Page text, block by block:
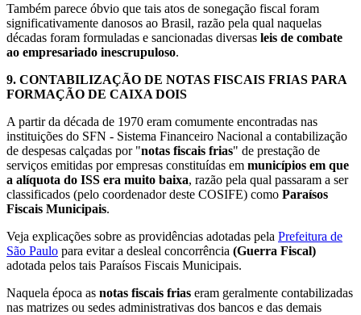
Também parece óbvio que tais atos de sonegação fiscal foram
significativamente danosos ao Brasil, razão pela qual naquelas
décadas foram formuladas e sancionadas diversas leis de combate
ao empresariado inescrupuloso.
9. CONTABILIZAÇÃO DE NOTAS FISCAIS FRIAS PARA
FORMAÇÃO DE CAIXA DOIS
A partir da década de 1970 eram comumente encontradas nas
instituições do SFN - Sistema Financeiro Nacional a contabilização
de despesas calçadas por "notas fiscais frias" de prestação de
serviços emitidas por empresas constituídas em municípios em que
a alíquota do ISS era muito baixa, razão pela qual passaram a ser
classificados (pelo coordenador deste COSIFE) como Paraísos
Fiscais Municipais.
Veja explicações sobre as providências adotadas pela Prefeitura de
São Paulo para evitar a desleal concorrência (Guerra Fiscal)
adotada pelos tais Paraísos Fiscais Municipais.
Naquela época as notas fiscais frias eram geralmente contabilizadas
nas matrizes ou sedes administrativas dos bancos e das demais